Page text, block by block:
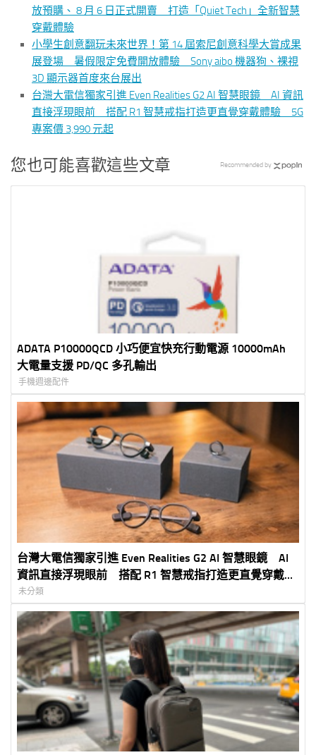
放預購、 8 月 6 日正式開賣 打造「Quiet Tech」全新智慧
穿戴體驗
小學生創意翻玩未來世界！第 14 屆索尼創意科學大賞成果
展登場 暑假限定免費開放體驗 Sony aibo 機器狗、裸視
3D 顯示器首度來台展出
台灣大電信獨家引進 Even Realities G2 AI 智慧眼鏡 AI 資訊
直接浮現眼前 搭配 R1 智慧戒指打造更直覺穿戴體驗 5G
專案價 3,990 元起
您也可能喜歡這些文章
ADATA P10000QCD 小巧便宜快充行動電源 10000mAh
大電量支援 PD/QC 多孔輸出
手機週邊配件
台灣大電信獨家引進 Even Realities G2 AI 智慧眼鏡 AI
資訊直接浮現眼前 搭配 R1 智慧戒指打造更直覺穿戴體
驗 5G 專案價 3,990 元起
未分類
Recommended by